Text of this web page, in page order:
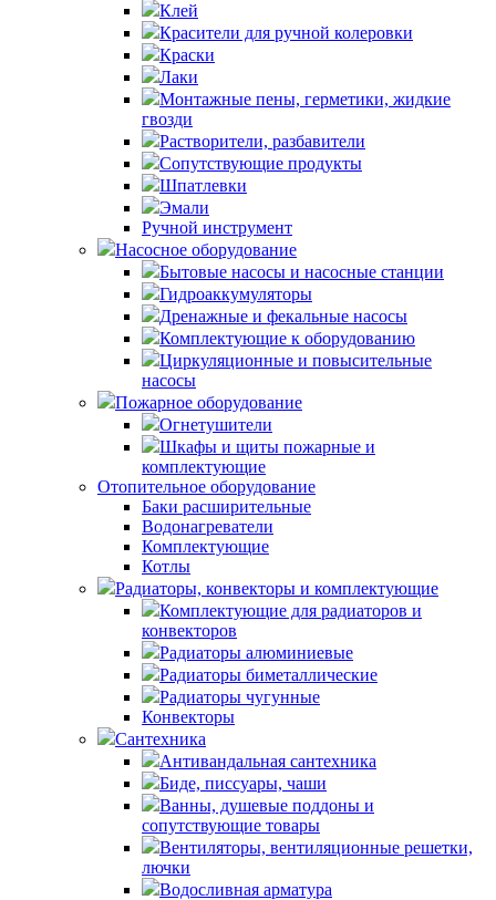
Клей
Красители для ручной колеровки
Краски
Лаки
Монтажные пены, герметики, жидкие
гвозди
Растворители, разбавители
Сопутствующие продукты
Шпатлевки
Эмали
Ручной инструмент
Насосное оборудование
Бытовые насосы и насосные станции
Гидроаккумуляторы
Дренажные и фекальные насосы
Комплектующие к оборудованию
Циркуляционные и повысительные
насосы
Пожарное оборудование
Огнетушители
Шкафы и щиты пожарные и
комплектующие
Отопительное оборудование
Баки расширительные
Водонагреватели
Комплектующие
Котлы
Радиаторы, конвекторы и комплектующие
Комплектующие для радиаторов и
конвекторов
Радиаторы алюминиевые
Радиаторы биметаллические
Радиаторы чугунные
Конвекторы
Сантехника
Антивандальная сантехника
Биде, писсуары, чаши
Ванны, душевые поддоны и
сопутствующие товары
Вентиляторы, вентиляционные решетки,
лючки
Водосливная арматура